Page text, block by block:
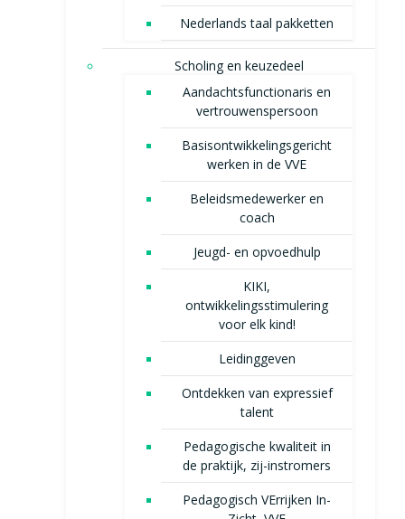
Nederlands taal pakketten
Scholing en keuzedeel
Aandachtsfunctionaris en
vertrouwenspersoon
Basisontwikkelingsgericht
werken in de VVE
Beleidsmedewerker en
coach
Jeugd- en opvoedhulp
KIKI,
ontwikkelingsstimulering
voor elk kind!
Leidinggeven
Ontdekken van expressief
talent
Pedagogische kwaliteit in
de praktijk, zij-instromers
Pedagogisch VErrijken In-